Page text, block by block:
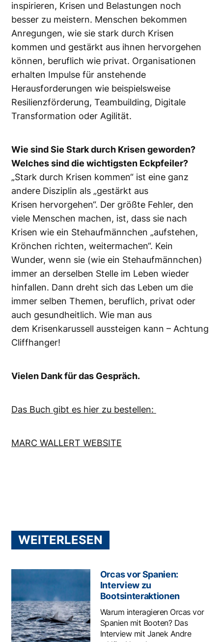
inspirieren, Krisen und Belastungen noch
besser zu meistern. Menschen bekommen
Anregungen, wie sie stark durch Krisen
kommen und gestärkt aus ihnen hervorgehen
können, beruflich wie privat. Organisationen
erhalten Impulse für anstehende
Herausforderungen wie beispielsweise
Resilienzförderung, Teambuilding, Digitale
Transformation oder Agilität.
Wie sind Sie Stark durch Krisen geworden?
Welches sind die wichtigsten Eckpfeiler?
„Stark durch Krisen kommen“ ist eine ganz
andere Disziplin als „gestärkt aus
Krisen hervorgehen“. Der größte Fehler, den
viele Menschen machen, ist, dass sie nach
Krisen wie ein Stehaufmännchen „aufstehen,
Krönchen richten, weitermachen“. Kein
Wunder, wenn sie (wie ein Stehaufmännchen)
immer an derselben Stelle im Leben wieder
hinfallen. Dann dreht sich das Leben um die
immer selben Themen, beruflich, privat oder
auch gesundheitlich. Wie man aus
dem Krisenkarussell aussteigen kann – Achtung
Cliffhanger!
Vielen Dank für das Gespräch.
Das Buch gibt es hier zu bestellen:
MARC WALLERT WEBSITE
WEITERLESEN
Orcas vor Spanien:
Interview zu
Bootsinteraktionen
Warum interagieren Orcas vor
Spanien mit Booten? Das
Interview mit Janek Andre